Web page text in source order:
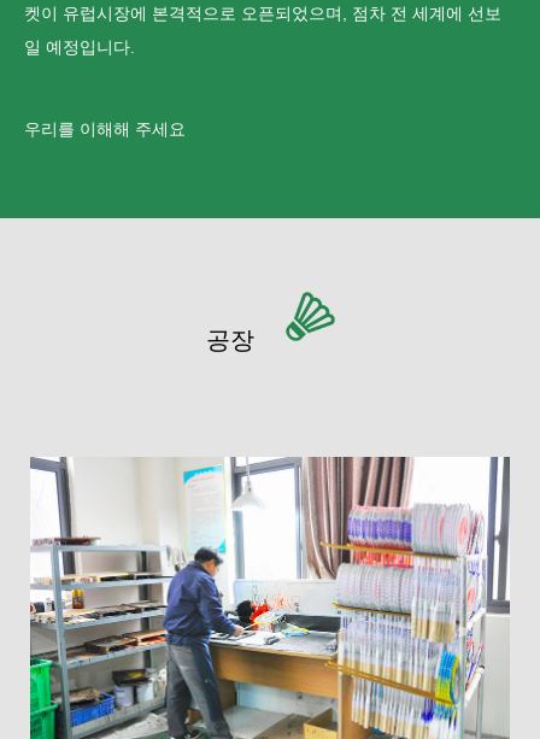
켓이 유럽시장에 본격적으로 오픈되었으며, 점차 전 세계에 선보
일 예정입니다.
우리를 이해해 주세요
공장